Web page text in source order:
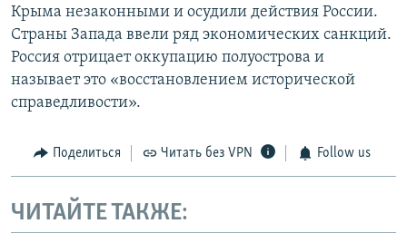
Крыма незаконными и осудили действия России.
Страны Запада ввели ряд экономических санкций.
Россия отрицает оккупацию полуострова и
называет это «восстановлением исторической
справедливости».
Поделиться Читать без VPN Follow us
ЧИТАЙТЕ ТАКЖЕ: